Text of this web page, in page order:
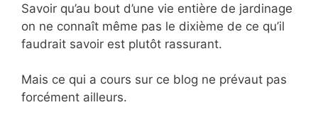
Savoir qu’au bout d’une vie entière de jardinage
on ne connaît même pas le dixième de ce qu’il
faudrait savoir est plutôt rassurant.
Mais ce qui a cours sur ce blog ne prévaut pas
forcément ailleurs.